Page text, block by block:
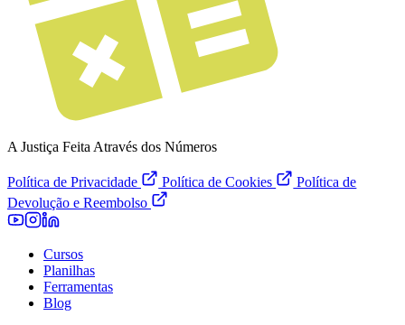
A Justiça Feita Através dos Números
Política de Privacidade Política de Cookies
Política de
Devolução e Reembolso
Cursos
Planilhas
Ferramentas
Blog